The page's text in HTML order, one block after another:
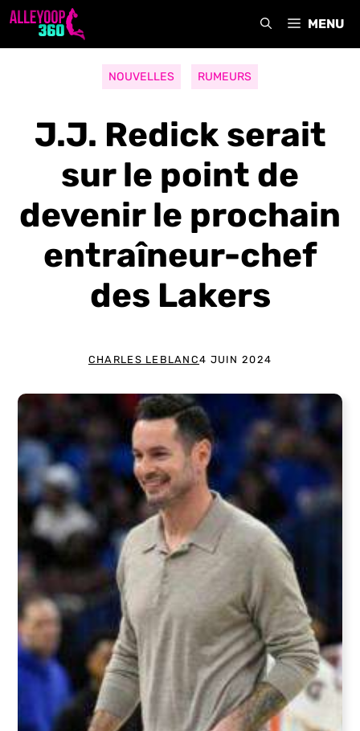
Aller
MENU
NOUVELLES RUMEURS
J.J. Redick serait
sur le point de
devenir le prochain
entraîneur-chef
des Lakers
CHARLES LEBLANC4 JUIN 2024